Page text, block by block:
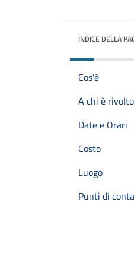
INDICE DELLA
Cos'è
A chi è rivolto
Date e Orari
Costo
Luogo
Punti di